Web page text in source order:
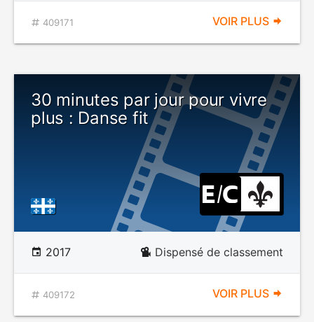
409171 VOIR PLUS
30 minutes par jour pour vivre
plus : Danse fit
2017 Dispensé de classement
409172 VOIR PLUS